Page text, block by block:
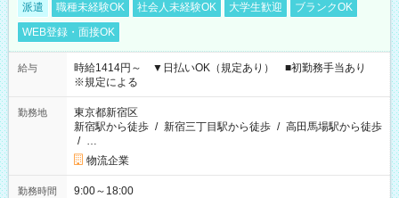
派遣 職種未経験OK 社会人未経験OK 大学生歓迎
ブランクOK
WEB登録・面接OK
給与
時給1414円～ ▼日払いOK（規定あり） ■初勤務手当あり
※規定による
勤務地
東京都新宿区
新宿駅から徒歩 / 新宿三丁目駅から徒歩 / 高田馬場駅から徒歩
/ …
物流企業
勤務時間 9:00～18:00